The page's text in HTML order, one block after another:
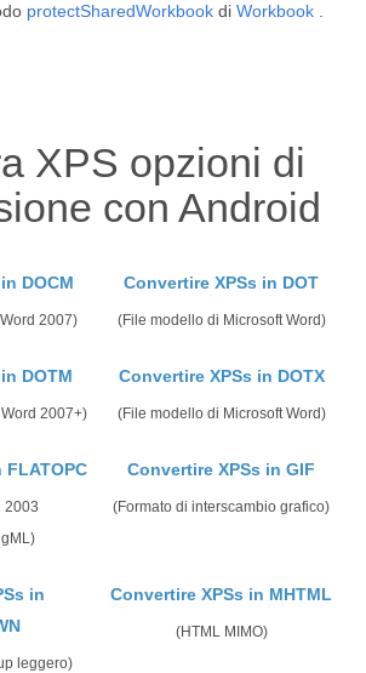
protectSharedWorkbook di Workbook
XPS opzioni di
con Android
DOCM
2007)
Convertire XPSs in DOT
(File modello di Microsoft Word)
DOTM
2007+)
Convertire XPSs in DOTX
(File modello di Microsoft Word)
2003
Convertire XPSs in GIF
(Formato di interscambio grafico)
in
leggero)
Convertire XPSs in MHTML
(HTML MIMO)